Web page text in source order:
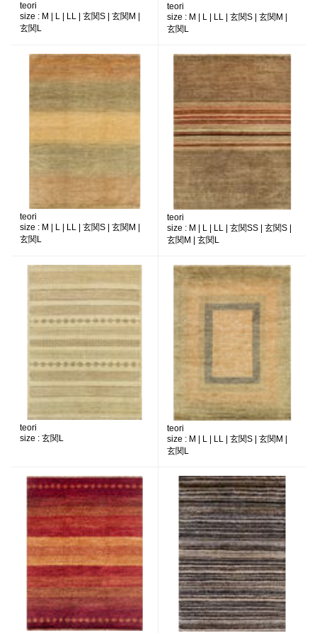
teori
size : M | L | LL | 玄関S | 玄関M |
玄関L
teori
size : M | L | LL | 玄関S | 玄関M |
玄関L
teori
size : M | L | LL | 玄関S | 玄関M |
玄関L
teori
size : M | L | LL | 玄関SS | 玄関S |
玄関M | 玄関L
teori
size : 玄関L
teori
size : M | L | LL | 玄関S | 玄関M |
玄関L